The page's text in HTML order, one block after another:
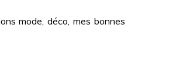
mode, déco, mes bonnes